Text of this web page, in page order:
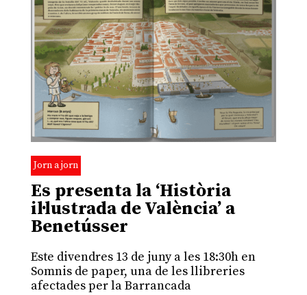
Jorn a jorn
Es presenta la ‘Història
il·lustrada de València’ a
Benetússer
Este divendres 13 de juny a les 18:30h en
Somnis de paper, una de les llibreries
afectades per la Barrancada